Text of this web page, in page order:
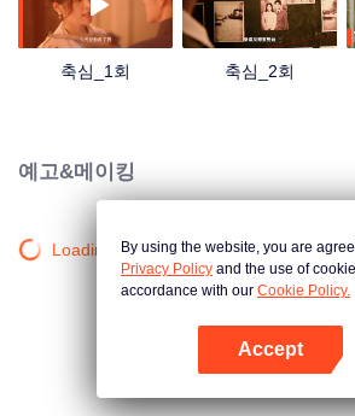
축심_1회 축심_2회
예고&메이킹
Loading…By using the website, you are
Privacy Policy and the use of
accordance with our Cookie Policy.
Accept